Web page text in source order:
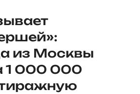
из Москвы
1 000 000